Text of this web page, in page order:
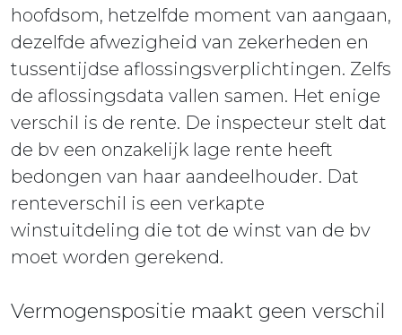
hoofdsom, hetzelfde moment van aangaan,
dezelfde afwezigheid van zekerheden en
tussentijdse aflossingsverplichtingen. Zelfs
de aflossingsdata vallen samen. Het enige
verschil is de rente. De inspecteur stelt dat
de bv een onzakelijk lage rente heeft
bedongen van haar aandeelhouder. Dat
renteverschil is een verkapte
winstuitdeling die tot de winst van de bv
moet worden gerekend.
Vermogenspositie maakt geen verschil